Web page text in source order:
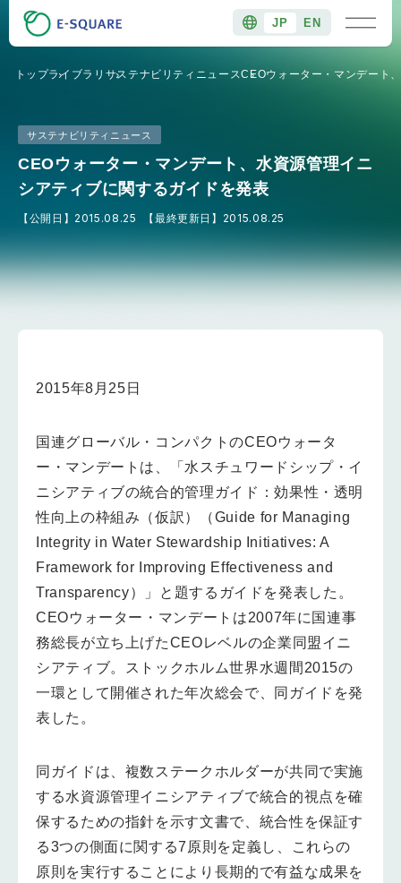
JP EN
トップライブラリ サステナビリティニュースCEOウォーター・マンデート
サステナビリティニュース
CEOウォーター・マンデート、水資源管理イニ
シアティブに関するガイドを発表
【公開日】 2015.08.25 【最終更新日】 2015.08.25
2015年8月25日
国連グローバル・コンパクトのCEOウォータ
ー・マンデートは、「水スチュワードシップ・イ
ニシアティブの統合的管理ガイド：効果性・透明
性向上の枠組み（仮訳）（Guide for Managing
Integrity in Water Stewardship Initiatives: A
Framework for Improving Effectiveness and
Transparency）」と題するガイドを発表した。
CEOウォーター・マンデートは2007年に国連事
務総長が立ち上げたCEOレベルの企業同盟イニ
シアティブ。ストックホルム世界水週間2015の
一環として開催された年次総会で、同ガイドを発
表した。
同ガイドは、複数ステークホルダーが共同で実施
する水資源管理イニシアティブで統合的視点を確
保するための指針を示す文書で、統合性を保証す
る3つの側面に関する7原則を定義し、これらの
原則を実行することにより長期的で有益な成果を